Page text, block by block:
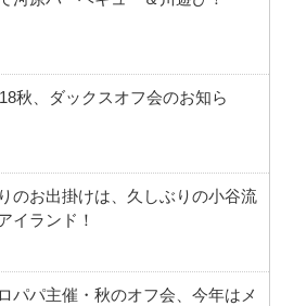
秋、ダックスオフ会のお知ら
のお出掛けは、久しぶりの小谷流
イランド！
パパ主催・秋のオフ会、今年はメ